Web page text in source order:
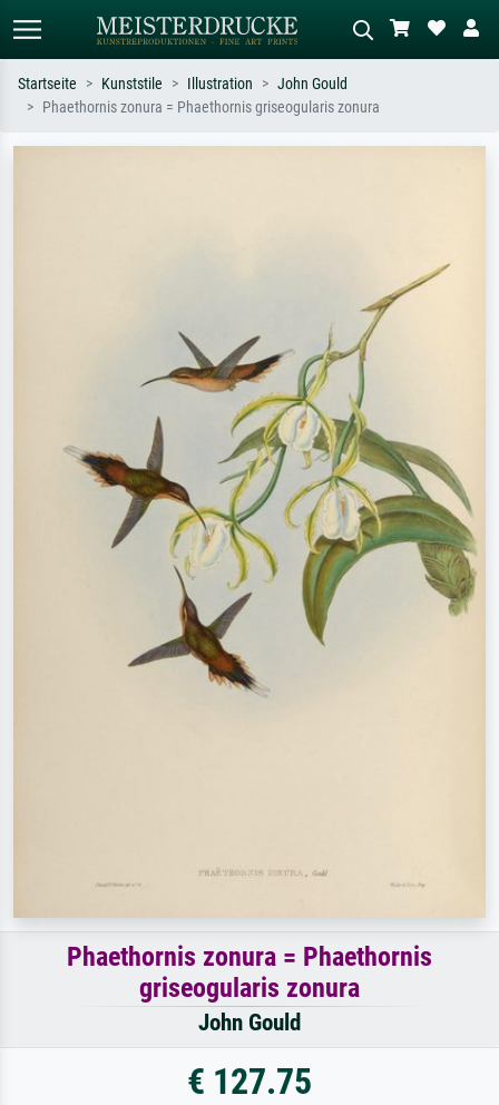
Startseite Kunststile Illustration
John Gould
Phaethornis zonura = Phaethornis griseogularis zonura
Phaethornis zonura = Phaethornis
griseogularis zonura
John Gould
€ 127.75